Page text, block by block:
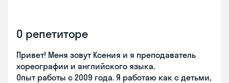
О репетиторе
Привет! Меня зовут Ксения и я преподаватель
хореографии и английского языка.
Опыт работы с 2009 года. Я работаю как с детьми,